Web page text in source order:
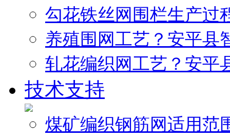
勾花铁丝网围栏生产过
养殖围网工艺？安平县
轧花编织网工艺？安平
技术支持
煤矿编织钢筋网适用范